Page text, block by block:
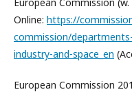
Online: https://
commission/
industry-and-space_en
European Commission